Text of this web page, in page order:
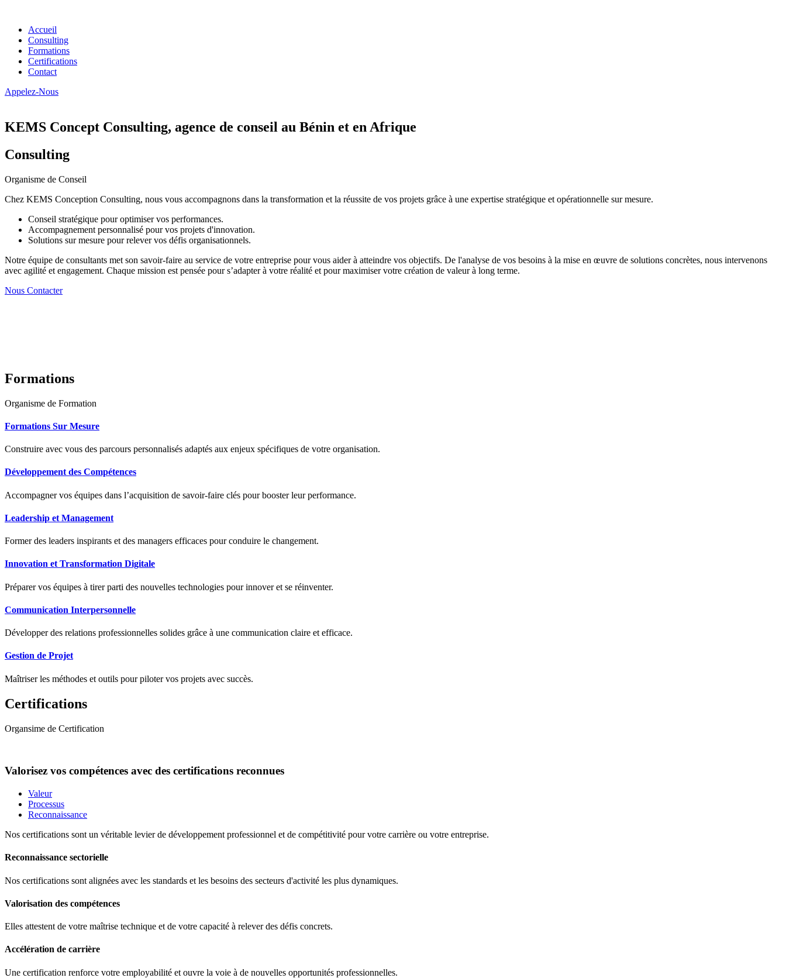
Accueil
Consulting
Formations
Certifications
Contact
Appelez-Nous
KEMS Concept Consulting, agence de conseil au Bénin et en Afrique
Consulting
Organisme de Conseil
Chez KEMS Conception Consulting, nous vous accompagnons dans la transformation et la réussite de vos projets grâce à une expertise stratégique et opérationnelle sur mesure.
Conseil stratégique pour optimiser vos performances.
Accompagnement personnalisé pour vos projets d'innovation.
Solutions sur mesure pour relever vos défis organisationnels.
Notre équipe de consultants met son savoir-faire au service de votre entreprise pour vous aider à atteindre vos objectifs. De l'analyse de vos besoins à la mise en œuvre de solutions concrètes, nous intervenons
avec agilité et engagement. Chaque mission est pensée pour s’adapter à votre réalité et pour maximiser votre création de valeur à long terme.
Nous Contacter
Formations
Organisme de Formation
Formations Sur Mesure
Construire avec vous des parcours personnalisés adaptés aux enjeux spécifiques de votre organisation.
Développement des Compétences
Accompagner vos équipes dans l’acquisition de savoir-faire clés pour booster leur performance.
Leadership et Management
Former des leaders inspirants et des managers efficaces pour conduire le changement.
Innovation et Transformation Digitale
Préparer vos équipes à tirer parti des nouvelles technologies pour innover et se réinventer.
Communication Interpersonnelle
Développer des relations professionnelles solides grâce à une communication claire et efficace.
Gestion de Projet
Maîtriser les méthodes et outils pour piloter vos projets avec succès.
Certifications
Organsime de Certification
Valorisez vos compétences avec des certifications reconnues
Valeur
Processus
Reconnaissance
Nos certifications sont un véritable levier de développement professionnel et de compétitivité pour votre carrière ou votre entreprise.
Reconnaissance sectorielle
Nos certifications sont alignées avec les standards et les besoins des secteurs d'activité les plus dynamiques.
Valorisation des compétences
Elles attestent de votre maîtrise technique et de votre capacité à relever des défis concrets.
Accélération de carrière
Une certification renforce votre employabilité et ouvre la voie à de nouvelles opportunités professionnelles.